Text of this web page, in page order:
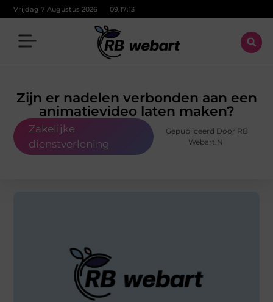
Vrijdag 7 Augustus 2026 09:17:14
Zijn er nadelen verbonden aan een
animatievideo laten maken?
Zakelijke
dienstverlening
Gepubliceerd Door RB
Webart.nl